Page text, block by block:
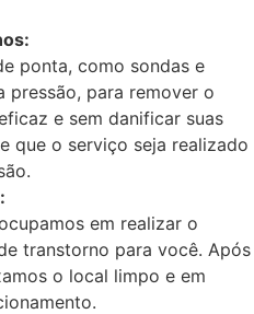
ponta, como sondas e
pressão, para remover o
e sem danificar suas
que o serviço seja realizado
em realizar o
transtorno para você. Após
o local limpo e em